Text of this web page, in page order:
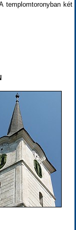
templomtoronyban két